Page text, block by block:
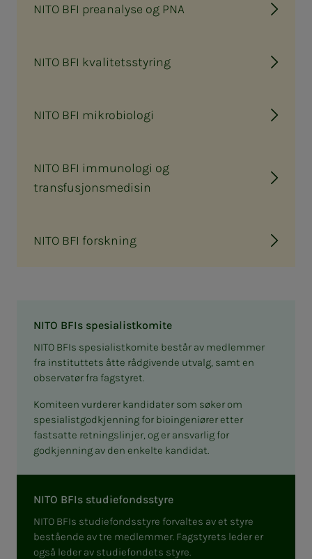
NITO BFI preanalyse og PNA
NITO BFI kvalitetsstyring
NITO BFI mikrobiologi
NITO BFI immunologi og
transfusjonsmedisin
NITO BFI forskning
NITO BFIs spesialistkomite
NITO BFIs spesialistkomite består av medlemmer
fra instituttets åtte rådgivende utvalg, samt en
observatør fra fagstyret.
Komiteen vurderer kandidater som søker om
spesialistgodkjenning for bioingeniører etter
fastsatte retningslinjer, og er ansvarlig for
godkjenning av den enkelte kandidat.
NITO BFIs studiefondsstyre
NITO BFIs studiefondsstyre forvaltes av et styre
bestående av tre medlemmer. Fagstyrets leder er
også leder av studiefondets styre.